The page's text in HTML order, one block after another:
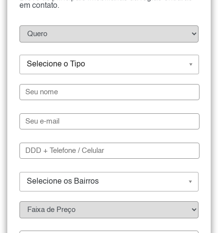
em contato.
Selecione o Tipo
Selecione os Bairros